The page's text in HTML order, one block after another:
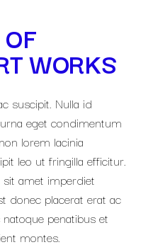
WORKS
suscipit. Nulla id
eget condimentum
lorem lacinia
leo ut fringilla efficitur.
amet imperdiet
donec placerat erat ac
penatibus et
montes.